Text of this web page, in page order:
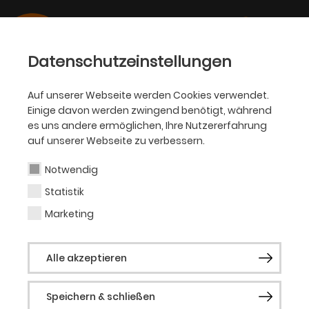
Datenschutzeinstellungen
Auf unserer Webseite werden Cookies verwendet.
Einige davon werden zwingend benötigt, während
es uns andere ermöglichen, Ihre Nutzererfahrung
auf unserer Webseite zu verbessern.
Notwendig
Statistik
Marketing
Alle akzeptieren
Speichern & schließen
OPER
Denise Heschl
Ausstattung (Kostüm)
Denise Heschl studierte an der Universität
für Musik und darstellende Kunst in Graz
Bühnen- und Kostümgestaltung bei Hans
Schavernoch. Nach diversen Assistenzen